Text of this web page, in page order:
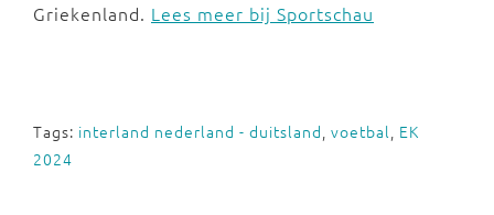
Griekenland. Lees meer bij Sportschau
Tags: interland nederland - duitsland, voetbal, EK
2024